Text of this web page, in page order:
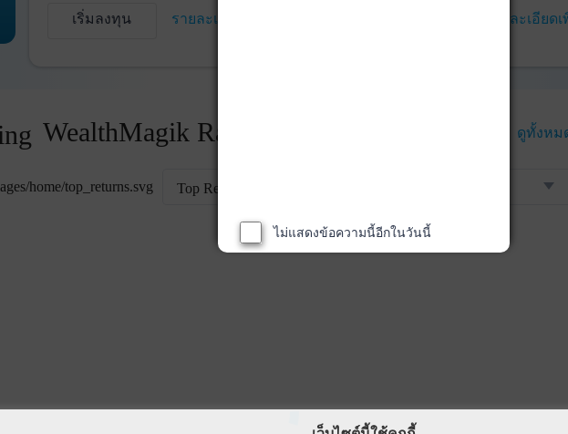
เริ่มลงทุน รายละเอียดเพิ่มเติม รายละเอียด
WealthMagik Rankings ดูทั้งหม
Top Returns
ไม่แสดงข้อความนี้อีกในวันนี้